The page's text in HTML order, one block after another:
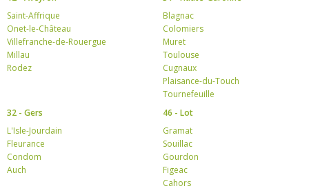
Saint-Affrique
Onet-le-Château
Villefranche-de-Rouergue
Millau
Rodez
Blagnac
Colomiers
Muret
Toulouse
Cugnaux
Plaisance-du-Touch
Tournefeuille
32 - Gers
L'Isle-Jourdain
Fleurance
Condom
Auch
46 - Lot
Gramat
Souillac
Gourdon
Figeac
Cahors